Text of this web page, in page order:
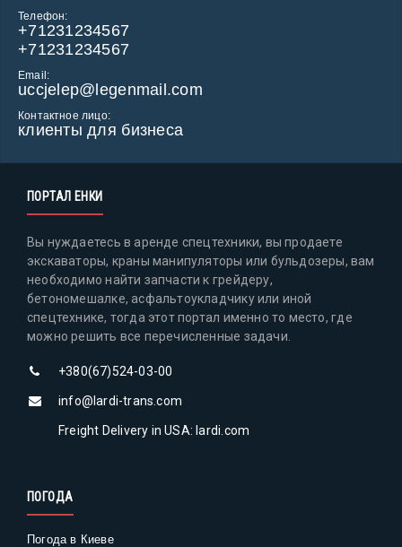
Телефон:
+71231234567
+71231234567
Email:
uccjelep@legenmail.com
Контактное лицо:
клиенты для бизнеса
ПОРТАЛ ЕНКИ
Вы нуждаетесь в аренде спецтехники, вы продаете
экскаваторы, краны манипуляторы или бульдозеры, вам
необходимо найти запчасти к грейдеру,
бетономешалке, асфальтоукладчику или иной
спецтехнике, тогда этот портал именно то место, где
можно решить все перечисленные задачи.
+380(67)524-03-00
info@lardi-trans.com
Freight Delivery in USA: lardi.com
ПОГОДА
Погода в Киеве